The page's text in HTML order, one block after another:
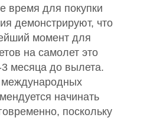
время для покупки
демонстрируют, что
момент для
на самолет это
месяца до вылета.
начинать
поскольку